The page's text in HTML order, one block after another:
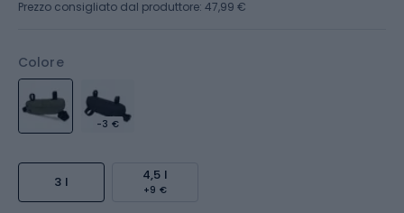
Colore
-3 €
3 l 4,5 l
+9 €
Prezzo consigliato dal produttore: 47,99 €